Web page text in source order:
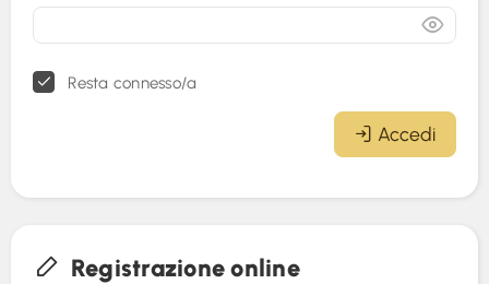
Resta connesso/a
Accedi
Registrazione online